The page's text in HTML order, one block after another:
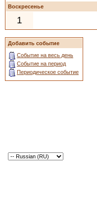
Воскресенье
1
Добавить событие
Событие на весь день
Событие на период
Периодическое событие